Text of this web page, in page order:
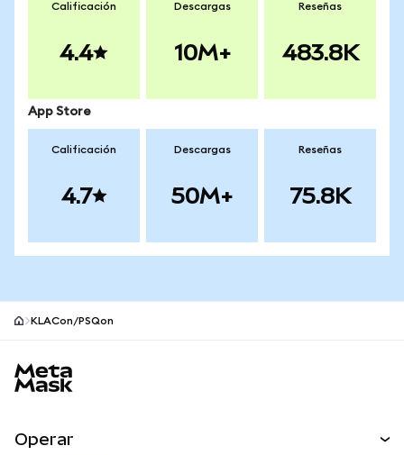
Calificación
4.4
Descargas
10M+
Reseñas
483.8K
App Store
Calificación
4.7
Descargas
50M+
Reseñas
75.8K
KLACon/PSQon
Operar